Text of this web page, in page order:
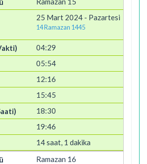
25 Mart 2024 - Pazartesi
14 Ramazan 1445
04:29
05:54
12:16
15:45
18:30
19:46
14 saat, 1 dakika
Ramazan 16